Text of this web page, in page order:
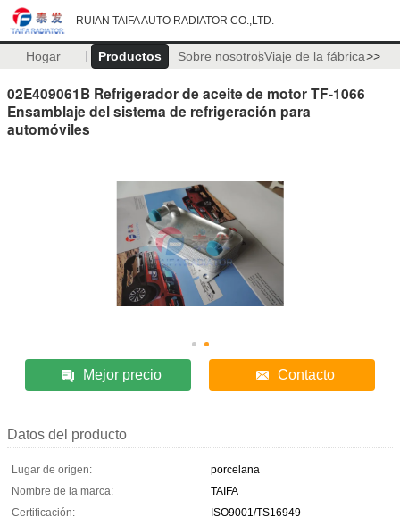
RUIAN TAIFA AUTO RADIATOR CO.,LTD.
Hogar Productos Sobre nosotrosViaje de la fábrica>>
02E409061B Refrigerador de aceite de motor TF-1066
Ensamblaje del sistema de refrigeración para
automóviles
Mejor precio Contacto
Datos del producto
Lugar de origen:
porcelana
Nombre de la marca:
TAIFA
Certificación:
ISO9001/TS16949